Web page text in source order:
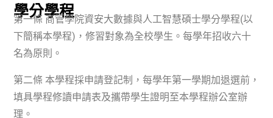
學分學程
第一條 商管學院資安大數據與人工智慧碩士學分學程(以
下簡稱本學程)，修習對象為全校學生。每學年招收六十
名為原則。
第二條 本學程採申請登記制，每學年第一學期加退選前，
填具學程修讀申請表及攜帶學生證明至本學程辦公室辦
理。